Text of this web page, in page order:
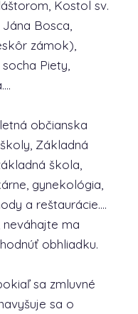
Kostol sv.
Bosca,
zámok),
Piety,
občianska
Základná
škola,
gynekológia,
a reštaurácie....
ma
obhliadku.
sa zmluvné
sa o